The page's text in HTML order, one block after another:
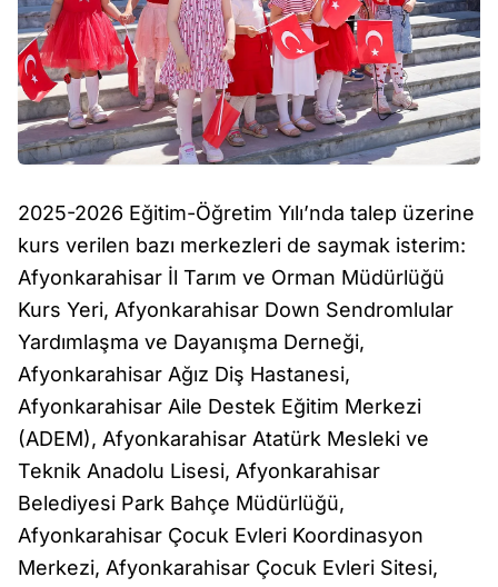
2025-2026 Eğitim-Öğretim Yılı’nda talep üzerine
kurs verilen bazı merkezleri de saymak isterim:
Afyonkarahisar İl Tarım ve Orman Müdürlüğü
Kurs Yeri, Afyonkarahisar Down Sendromlular
Yardımlaşma ve Dayanışma Derneği,
Afyonkarahisar Ağız Diş Hastanesi,
Afyonkarahisar Aile Destek Eğitim Merkezi
(ADEM), Afyonkarahisar Atatürk Mesleki ve
Teknik Anadolu Lisesi, Afyonkarahisar
Belediyesi Park Bahçe Müdürlüğü,
Afyonkarahisar Çocuk Evleri Koordinasyon
Merkezi, Afyonkarahisar Çocuk Evleri Sitesi,